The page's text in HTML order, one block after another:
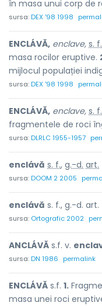
în masa unui corp de
sursa:DEX '98 1998
ENCLÁVĂ, enclave, s. f.
masa rocilor eruptive.
mijlocul populației
sursa:DEX '98 1998
ENCLÁVĂ, enclave, s. f.
fragmentele de roci
sursa:DLRLC 1955-1957
enclávă s. f., g.-d. art.
sursa:DOOM 2 2005
enclávă s. f., g.-d. art.
sursa: Ortografic 2002
ANCLÁVĂ s.f. v.
sursa:DN 1986 permalink
ENCLÁVĂ s.f. 1.
masa unei roci